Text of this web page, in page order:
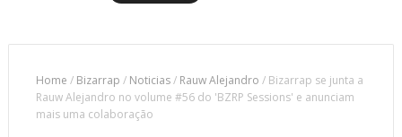
Home / Bizarrap / Noticias/ Rauw Alejandro / Bizarrap se junta a
Rauw Alejandro no volume #56 do 'BZRP Sessions' e anunciam
mais uma colaboração